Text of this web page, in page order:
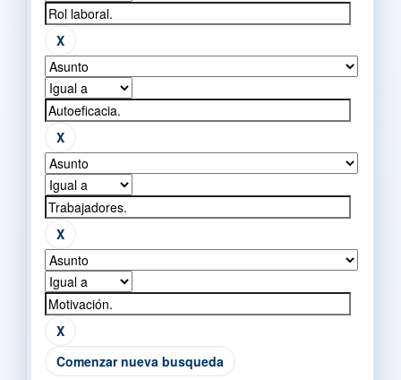
Comenzar nueva busqueda